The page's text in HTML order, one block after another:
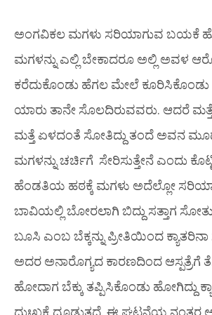
ಅಂಗವಿಕಲ ಮಗಳು ಸರಿಯಾಗುವ ಬಯಕೆ
ಮಗಳನ್ನು ಎಲ್ಲಿ ಬೇಕಾದರೂ ಅಲ್ಲಿ ಅವಳ
ಕರೆದುಕೊಂಡು ಹೆಗಲ ಮೇಲೆ ಕೂರಿಸಿಕೊಂಡು
ಯಾರು ತಾನೇ ಸೊಲದಿರುವವರು. ಆದರೆ
ಮತ್ತೆ ಏಳದಂತೆ ಸೋತಿದ್ದು ತಂದೆ ಅವನ
ಮಗಳನ್ನು ಚರ್ಚಿಗೆ ಸೇರಿಸುತ್ತೇನೆ ಎಂದು
ಹೆಂಡತಿಯ ಹಠಕ್ಕೆ ಮಗಳು ಅದೆಲ್ಲೋ
ಬಾವಿಯಲ್ಲಿ ಬೋರಲಾಗಿ ಬಿದ್ದು ಸತ್ತಾಗ
ಬೂಸಿ ಎಂಬ ಬೆಕ್ಕನ್ನು ಪ್ರೀತಿಯಿಂದ ಕ್ಯಾತರಿನಾ
ಅದರ ಅನಾರೊಗ್ಯದ ಕಾರಣದಿಂದ ಆಸ್ಪತ್ರೆಗೆ
ಹೋದಾಗ ಬೆಕ್ಕು ತಪ್ಪಿಸಿಕೊಂಡು ಹೋಗಿದ್ದು
ದುಃಖಕ್ಕೆ ದೂಡುತ್ತದೆ. ಈ ಘಟನೆಯ ನಂತರ